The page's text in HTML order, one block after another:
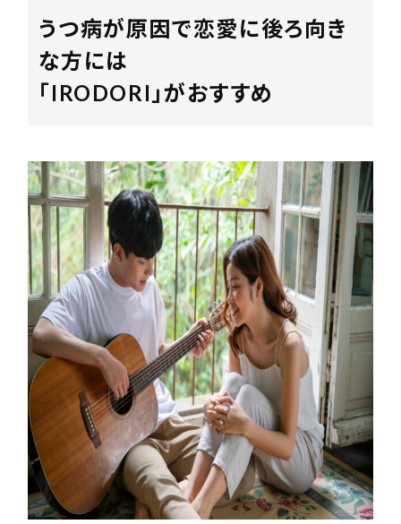
うつ病が原因で恋愛に後ろ向き
な方には
「IRODORI」がおすすめ